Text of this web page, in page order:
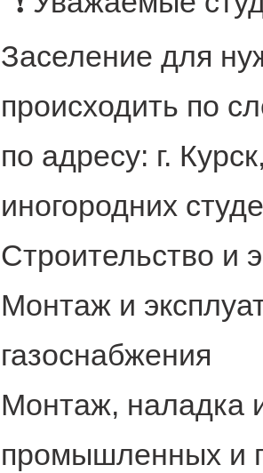
Заселение для
происходить по
по адресу: г.
иногородних
Строительство и
Монтаж и
газоснабжения
Монтаж, наладка
промышленных и